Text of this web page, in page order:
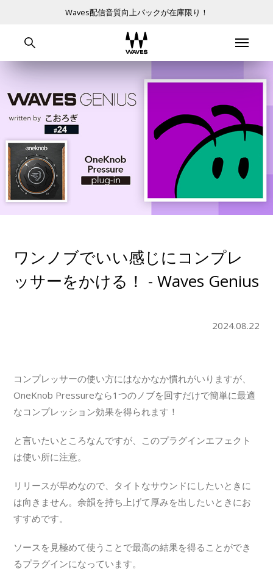
Waves配信音質向上パックが在庫限り！
ワンノブでいい感じにコンプレ
ッサーをかける！ - Waves Genius
2024.08.22
コンプレッサーの使い方にはなかなか慣れがいりますが、
OneKnob Pressureなら1つのノブを回すだけで簡単に最適
なコンプレッション効果を得られます！
と言いたいところなんですが、このプラグインエフェクト
は使い所に注意。
リリースが早めなので、タイトなサウンドにしたいときに
は向きません。余韻を持ち上げて厚みを出したいときにお
すすめです。
ソースを見極めて使うことで最高の結果を得ることができ
るプラグインになっています。